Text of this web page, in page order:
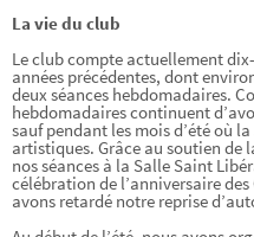
La vie du club
Le club compte actuellement
années précédentes, dont
deux séances hebdomadaires.
hebdomadaires continuent
sauf pendant les mois d’été où
artistiques. Grâce au soutien de
nos séances à la Salle Saint
célébration de l’anniversaire
avons retardé notre reprise